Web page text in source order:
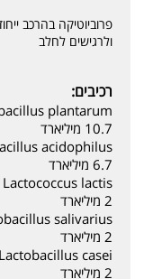
פרוביוטיקה בהרכב
ולרגישים לחלב
רכיבים:
plantarum‏
10.7 מיליארד
acidophilus‏
6.7 מיליארד
Lactococcus lactis‏
2 מיליארד
salivarius‏
2 מיליארד
Lactobacillus casei‏
2 מיליארד